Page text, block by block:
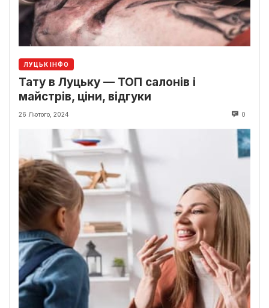
ЛУЦЬК ІНФО
Тату в Луцьку — ТОП салонів і
майстрів, ціни, відгуки
26 Лютого, 2024 0